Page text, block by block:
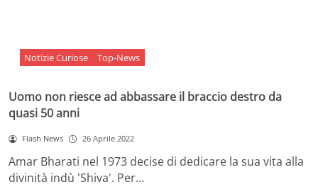
Notizie Curiose Top-News
Uomo non riesce ad abbassare il braccio destro da
quasi 50 anni
Flash News 26 Aprile 2022
Amar Bharati nel 1973 decise di dedicare la sua vita alla
divinità indù 'Shiva'. Per…